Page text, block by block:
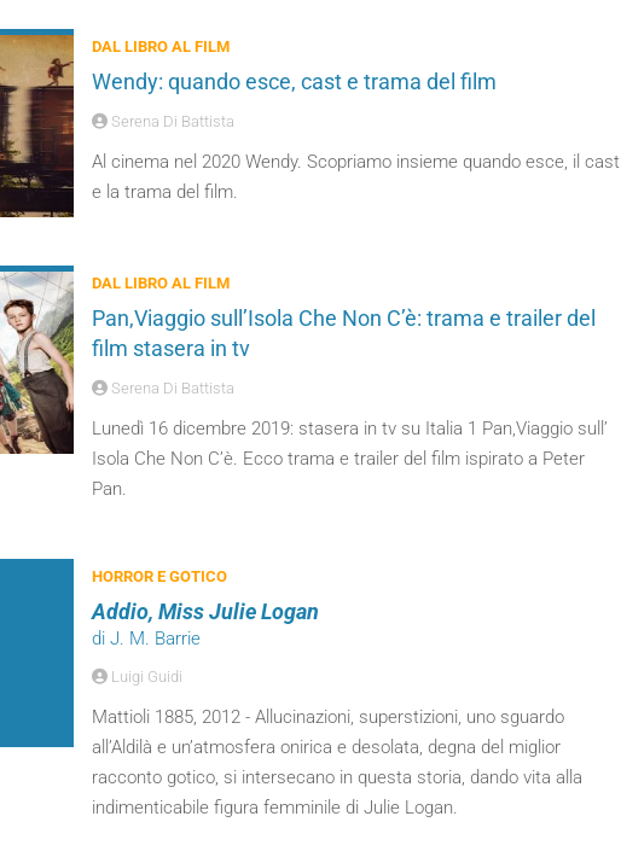
DAL LIBRO AL FILM
Wendy: quando esce, cast e trama del film
Serena Di Battista
Al cinema nel 2020 Wendy. Scopriamo insieme quando esce, il cast
e la trama del film.
DAL LIBRO AL FILM
Pan,Viaggio sull’Isola Che Non C’è: trama e trailer del
film stasera in tv
Serena Di Battista
Lunedì 16 dicembre 2019: stasera in tv su Italia 1 Pan,Viaggio sull’
Isola Che Non C’è. Ecco trama e trailer del film ispirato a Peter
Pan.
HORROR E GOTICO
Addio, Miss Julie Logan
di J. M. Barrie
Luigi Guidi
Mattioli 1885, 2012 - Allucinazioni, superstizioni, uno sguardo
all’Aldilà e un’atmosfera onirica e desolata, degna del miglior
racconto gotico, si intersecano in questa storia, dando vita alla
indimenticabile figura femminile di Julie Logan.